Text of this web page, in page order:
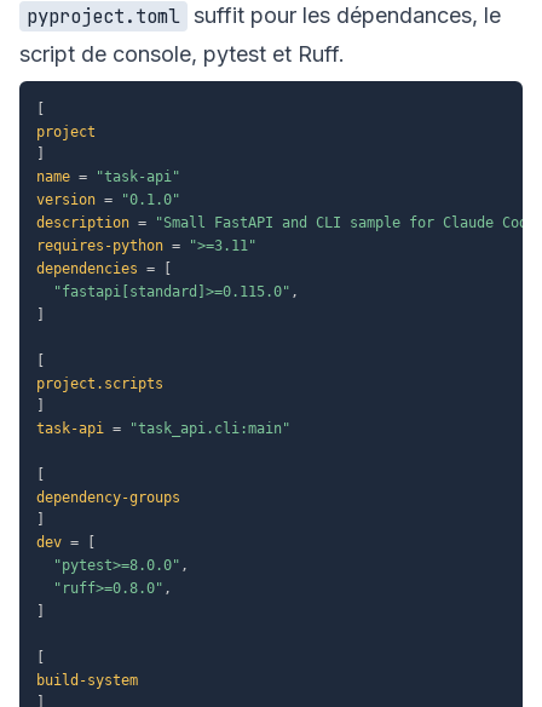
pyproject.toml suffit pour les dépendances, le
script de console, pytest et Ruff.
project
name =
"task-api"
version =
"0.1.0"
description =
"Small FastAPI and CLI sample for Claude
requires-python =
">=3.11"
dependencies =
"fastapi[standard]>=0.115.0" ,
project.scripts
task-api = "task_api.cli:main"
dependency-groups
dev =
"pytest>=8.0.0" ,
"ruff>=0.8.0" ,
build-system